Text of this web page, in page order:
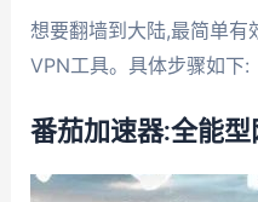
想要翻墙到大陆,最简单有
VPN工具。具体步骤如下:
番茄加速器:全能